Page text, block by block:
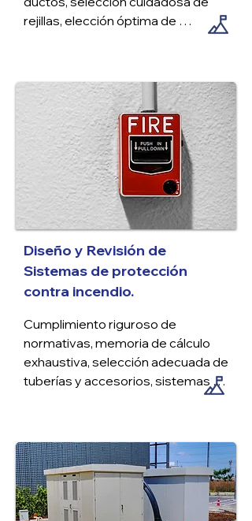
rejillas, elección óptima de
catálogo exhaustivo de
conceptos.
Diseño y Revisión de
Sistemas de protección
contra incendio.
Cumplimiento riguroso de
normativas, memoria de cálculo
exhaustiva, selección adecuada de
tuberías y accesorios, sistemas de
bombeo eficientes, elaboración
implementación de sistemas
avanzados de detección y
protección contra incendios.